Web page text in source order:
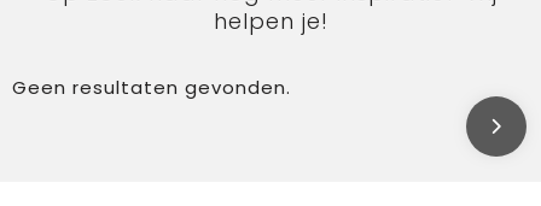
helpen je!
Geen resultaten gevonden.